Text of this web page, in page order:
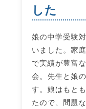
した
娘の中学受験
いました。家
で実績が豊富
会。先生と娘
す。娘はもと
たので、問題